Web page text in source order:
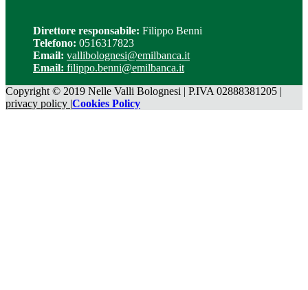
Direttore responsabile: Filippo Benni
Telefono: 0516317823
Email: vallibolognesi@emilbanca.it
Email: filippo.benni@emilbanca.it
Copyright © 2019 Nelle Valli Bolognesi | P.IVA 02888381205 |
privacy policy |Cookies Policy